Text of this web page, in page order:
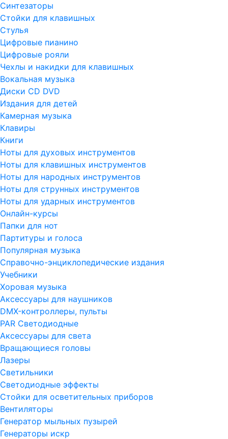
Синтезаторы
Стойки для клавишных
Стулья
Цифровые пианино
Цифровые рояли
Чехлы и накидки для клавишных
Вокальная музыка
Диски CD DVD
Издания для детей
Камерная музыка
Клавиры
Книги
Ноты для духовых инструментов
Ноты для клавишных инструментов
Ноты для народных инструментов
Ноты для струнных инструментов
Ноты для ударных инструментов
Онлайн-курсы
Папки для нот
Партитуры и голоса
Популярная музыка
Справочно-энциклопедические издания
Учебники
Хоровая музыка
Аксессуары для наушников
DMX-контроллеры, пульты
PAR Светодиодные
Аксессуары для света
Вращающиеся головы
Лазеры
Светильники
Светодиодные эффекты
Стойки для осветительных приборов
Вентиляторы
Генератор мыльных пузырей
Генераторы искр